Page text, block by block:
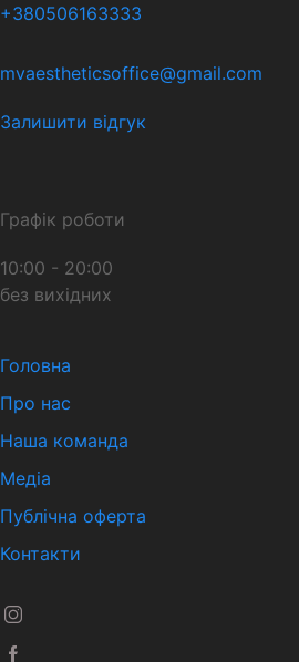
+380506163333
mvaestheticsoffice@gmail.com
Залишити відгук
Графік роботи
10:00 - 20:00
без вихідних
Головна
Про нас
Наша команда
Медіа
Публічна оферта
Контакти